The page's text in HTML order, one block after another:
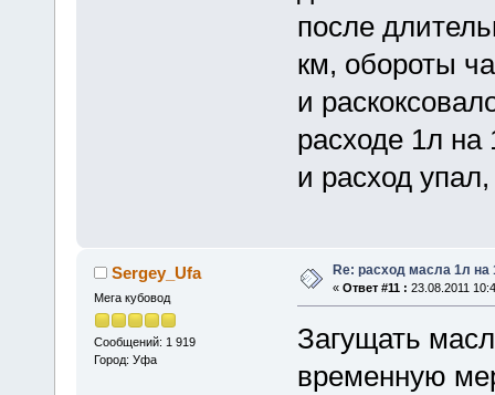
после
км, обороты
и
расходе 1л
и расход
Sergey_Ufa
Мега кубовод
Сообщений: 1 919
Город: Уфа
Re: расход масла 1л на
« Ответ #11 : 23.08.2011
Загущать
временную